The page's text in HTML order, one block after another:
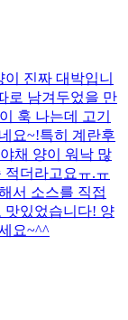
진짜 대박입니
로 남겨두었을 만
훅 나는데 고기
요~!특히 계란후
채 양이 워낙 많
적더라고요ㅠ.ㅠ
서 소스를 직접
맛있었습니다! 양
요~^^